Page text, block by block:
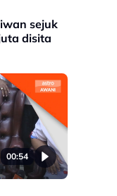
sejuk
disita
00:54